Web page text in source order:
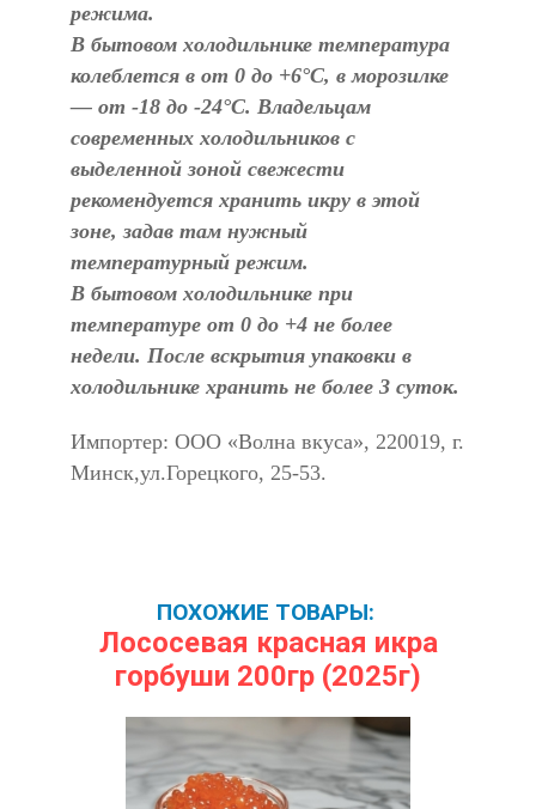
режима.
В бытовом холодильнике температура
колеблется в от 0 до +6°С, в морозилке
— от -18 до -24°С. Владельцам
современных холодильников с
выделенной зоной свежести
рекомендуется хранить икру в этой
зоне, задав там нужный
температурный режим.
В бытовом холодильнике при
температуре от 0 до +4 не более
недели. После вскрытия упаковки в
холодильнике хранить не более 3 суток.
Импортер: ООО «Волна вкуса», 220019, г.
Минск,ул.Горецкого, 25-53.
ПОХОЖИЕ ТОВАРЫ:
Лососевая красная икра
горбуши 200гр (2025г)